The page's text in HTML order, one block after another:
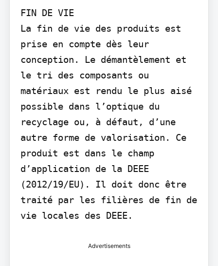
FIN DE VIE
La fin de vie des produits est
prise en compte dès leur
conception. Le démantèlement et
le tri des composants ou
matériaux est rendu le plus aisé
possible dans l’optique du
recyclage ou, à défaut, d’une
autre forme de valorisation. Ce
produit est dans le champ
d’application de la DEEE
(2012/19/EU). Il doit donc être
traité par les filières de fin de
vie locales des DEEE.
Advertisements